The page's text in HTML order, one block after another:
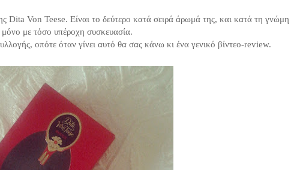
Von Teese. Είναι το δεύτερο κατά σειρά άρωμά της, και κατά τη γνώμη
με τόσο υπέροχη συσκευασία.
οπότε όταν γίνει αυτό θα σας κάνω κι ένα γενικό βίντεο-review.